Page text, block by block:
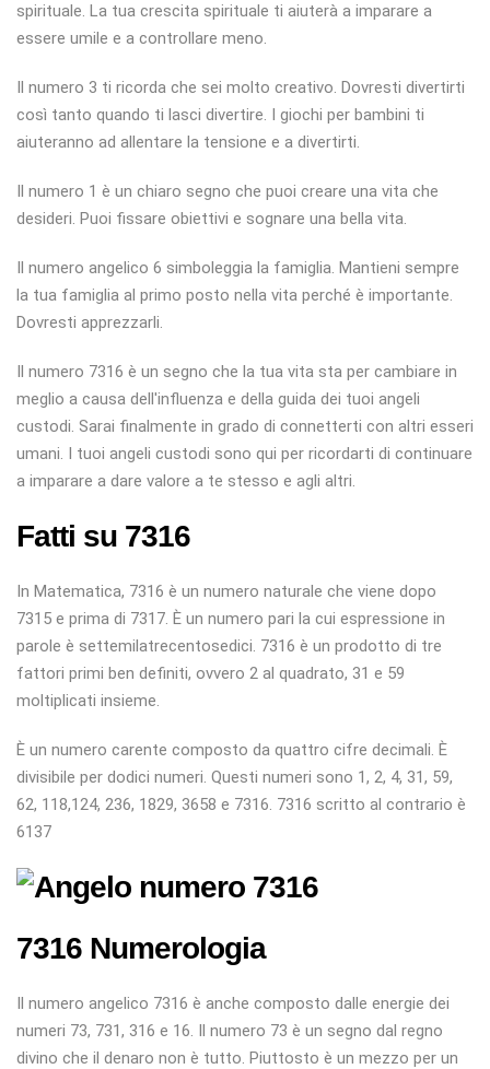
spirituale. La tua crescita spirituale ti aiuterà a imparare a
essere umile e a controllare meno.
Il numero 3 ti ricorda che sei molto creativo. Dovresti divertirti
così tanto quando ti lasci divertire. I giochi per bambini ti
aiuteranno ad allentare la tensione e a divertirti.
Il numero 1 è un chiaro segno che puoi creare una vita che
desideri. Puoi fissare obiettivi e sognare una bella vita.
Il numero angelico 6 simboleggia la famiglia. Mantieni sempre
la tua famiglia al primo posto nella vita perché è importante.
Dovresti apprezzarli.
Il numero 7316 è un segno che la tua vita sta per cambiare in
meglio a causa dell'influenza e della guida dei tuoi angeli
custodi. Sarai finalmente in grado di connetterti con altri esseri
umani. I tuoi angeli custodi sono qui per ricordarti di continuare
a imparare a dare valore a te stesso e agli altri.
Fatti su 7316
In Matematica, 7316 è un numero naturale che viene dopo
7315 e prima di 7317. È un numero pari la cui espressione in
parole è settemilatrecentosedici. 7316 è un prodotto di tre
fattori primi ben definiti, ovvero 2 al quadrato, 31 e 59
moltiplicati insieme.
È un numero carente composto da quattro cifre decimali. È
divisibile per dodici numeri. Questi numeri sono 1, 2, 4, 31, 59,
62, 118,124, 236, 1829, 3658 e 7316. 7316 scritto al contrario è
6137
7316 Numerologia
Il numero angelico 7316 è anche composto dalle energie dei
numeri 73, 731, 316 e 16. Il numero 73 è un segno dal regno
divino che il denaro non è tutto. Piuttosto è un mezzo per un